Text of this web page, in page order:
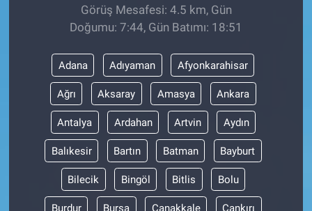
Görüş Mesafesi: 4.5 km, Gün
Doğumu: 7:44, Gün Batımı: 18:51
Adana Adıyaman Afyonkarahisar
Ağrı Aksaray Amasya Ankara
Antalya Ardahan Artvin Aydın
Balıkesir Bartın Batman Bayburt
Bilecik Bingöl Bitlis Bolu
Burdur Bursa Çanakkale Çankırı